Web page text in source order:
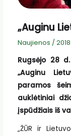
„Auginu
Naujienos /
Rugsėjo 28
„Auginu
paramos
auklėtiniai
įspūdžiais iš
„ŽŪR ir